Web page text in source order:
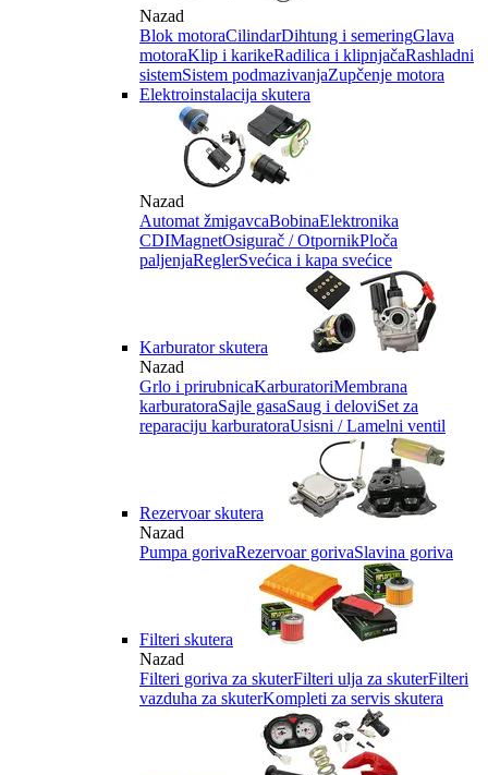
Nazad
Blok motoraCilindarDihtung i semeringGlava
motoraKlip i karikeRadilica i klipnjačaRashladni
sistemSistem podmazivanjaZupčenje motora
Elektroinstalacija skutera
Nazad
Automat žmigavcaBobinaElektronika
CDIMagnetOsigurač / OtpornikPloča
paljenjaReglerSvećica i kapa svećice
Karburator skutera
Nazad
Grlo i prirubnicaKarburatoriMembrana
karburatoraSajle gasaSaug i deloviSet za
reparaciju karburatoraUsisni / Lamelni ventil
Rezervoar skutera
Nazad
Pumpa gorivaRezervoar gorivaSlavina goriva
Filteri skutera
Nazad
Filteri goriva za skuterFilteri ulja za skuterFilteri
vazduha za skuterKompleti za servis skutera